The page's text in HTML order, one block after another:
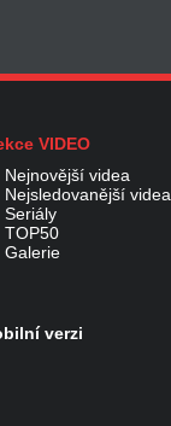
VIDEO
Nejnovější videa
Nejsledovanější videa
Seriály
TOP50
Galerie
verzi